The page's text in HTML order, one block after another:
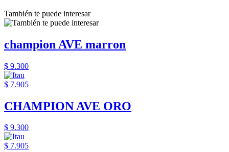
También te puede interesar
champion AVE marron
$ 9.300
$ 7.905
CHAMPION AVE ORO
$ 9.300
$ 7.905